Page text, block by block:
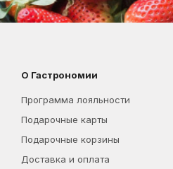
О Гастрономии
Программа лояльности
Подарочные карты
Подарочные корзины
Доставка и оплата